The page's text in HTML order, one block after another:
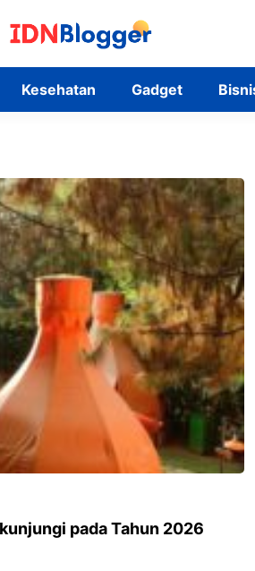
Kesehatan Gadget
pada Tahun 2026